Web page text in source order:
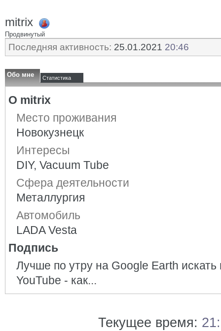
mitrix
Продвинутый
Последняя активность: 25.01.2021 20:46
Обо мне Статистика
О mitrix
Место проживания
Новокузнецк
Интересы
DIY, Vacuum Tube
Сфера деятельности
Металлургия
Автомобиль
LADA Vesta
Подпись
Лучше по утру на Google Earth искать
YouTube - как...
Текущее время: